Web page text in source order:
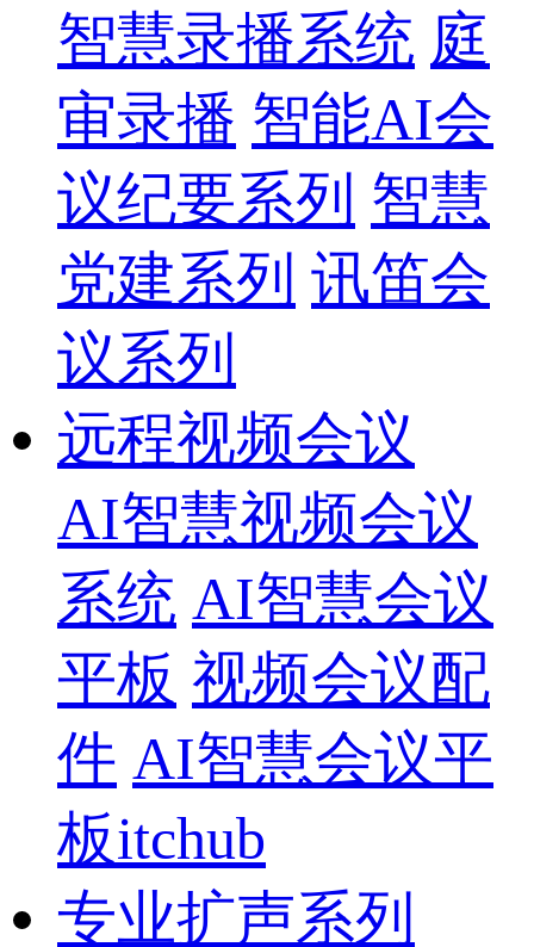
智慧录播系统 庭
审录播 智能AI会
议纪要系列 智慧
党建系列 讯笛会
议系列
远程视频会议
AI智慧视频会议
系统 AI智慧会议
平板 视频会议配
件 AI智慧会议平
板itchub
专业扩声系列